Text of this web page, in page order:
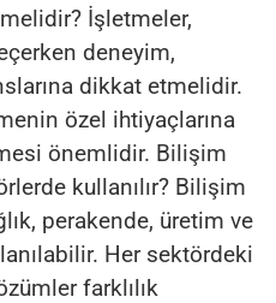
İşletmeler,
deneyim,
dikkat etmelidir.
özel ihtiyaçlarına
önemlidir. Bilişim
kullanılır? Bilişim
perakende, üretim ve
Her sektördeki
farklılık